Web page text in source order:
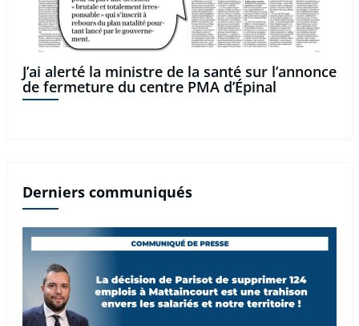
J’ai alerté la ministre de la santé sur l’annonce
de fermeture du centre PMA d’Épinal
Derniers communiqués